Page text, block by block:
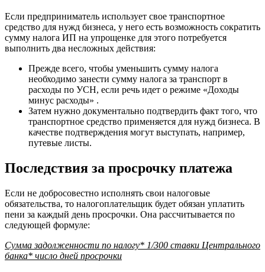
Если предприниматель использует свое транспортное
средство для нужд бизнеса, у него есть возможность сократить
сумму налога ИП на упрощенке для этого потребуется
выполнить два несложных действия:
Прежде всего, чтобы уменьшить сумму налога
необходимо занести сумму налога за транспорт в
расходы по УСН, если речь идет о режиме «Доходы
минус расходы» .
Затем нужно документально подтвердить факт того, что
транспортное средство применяется для нужд бизнеса. В
качестве подтверждения могут выступать, например,
путевые листы.
Последствия за просрочку платежа
Если не добросовестно исполнять свои налоговые
обязательства, то налогоплательщик будет обязан уплатить
пени за каждый день просрочки. Она рассчитывается по
следующей формуле:
Сумма задолженности по налогу* 1/300 ставки Центрального
банка* число дней просрочки